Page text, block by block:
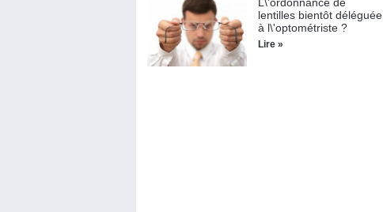
L\'ordonnance de
lentilles bientôt déléguée
à l\'optométriste ?
Lire »